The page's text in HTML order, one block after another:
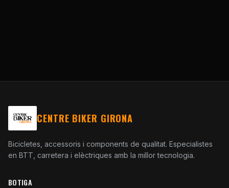
CENTRE BIKER GIRONA
Bicicletes, accessoris i components de qualitat. Especialistes
en BTT, carretera i elèctriques amb la millor tecnologia.
BOTIGA